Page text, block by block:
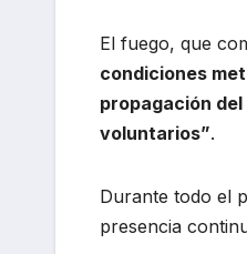
El fuego, que
condiciones
propagación
voluntarios”.
Durante todo el
presencia